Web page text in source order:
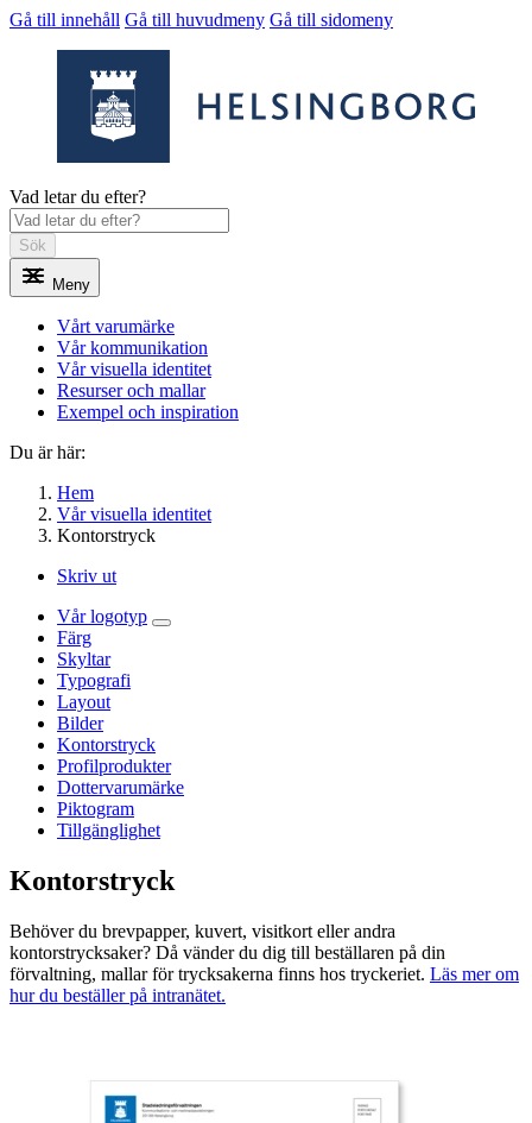
Gå till innehåll Gå till huvudmeny Gå till sidomeny
Vad letar du efter?
Sök
Meny
Vårt varumärke
Vår kommunikation
Vår visuella identitet
Resurser och mallar
Exempel och inspiration
Du är här:
Hem
Vår visuella identitet
Kontorstryck
Skriv ut
Vår logotyp
Färg
Skyltar
Typografi
Layout
Bilder
Kontorstryck
Profilprodukter
Dottervarumärke
Piktogram
Tillgänglighet
Kontorstryck
Behöver du brevpapper, kuvert, visitkort eller andra
kontorstrycksaker? Då vänder du dig till beställaren på din
förvaltning, mallar för trycksakerna finns hos tryckeriet. Läs mer om
hur du beställer på intranätet.